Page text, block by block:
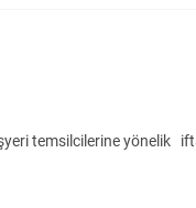
temsilcilerine yönelik